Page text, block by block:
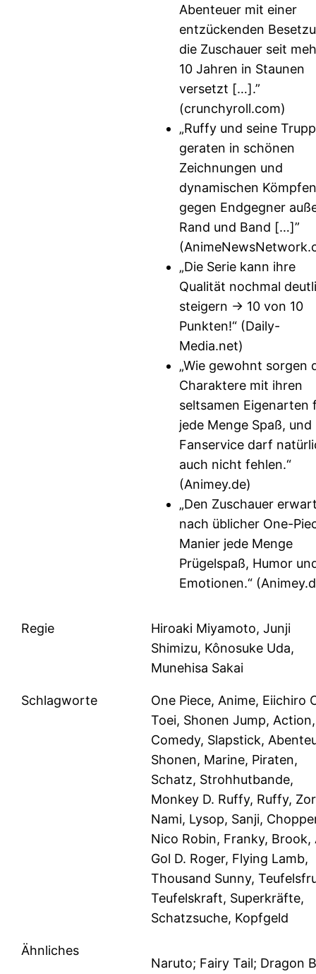
Abenteuer mit einer
entzückenden
die Zuschauer seit
10 Jahren in Staunen
versetzt […].”
(crunchyroll.com)
„Ruffy und seine
geraten in schönen
Zeichnungen und
dynamischen
gegen Endgegner
Rand und Band […]”
„Die Serie kann ihre
Qualität nochmal
steigern → 10 von 10
Punkten!“ (Daily-
Media.net)
„Wie gewohnt sorgen
Charaktere mit ihren
seltsamen Eigenarten
jede Menge Spaß, und
Fanservice darf
auch nicht fehlen.“
(Animey.de)
„Den Zuschauer
nach üblicher One-
Manier jede Menge
Prügelspaß, Humor
Emotionen.“
Regie
Hiroaki Miyamoto, Junji
Shimizu, Kônosuke Uda,
Munehisa Sakai
Schlagworte
One Piece, Anime, Eiichiro
Toei, Shonen Jump, Action,
Comedy, Slapstick,
Shonen, Marine, Piraten,
Schatz, Strohhutbande,
Monkey D. Ruffy, Ruffy,
Nami, Lysop, Sanji,
Nico Robin, Franky, Brook,
Gol D. Roger, Flying Lamb,
Thousand Sunny,
Teufelskraft, Superkräfte,
Schatzsuche, Kopfgeld
Ähnliches
Naruto; Fairy Tail; Dragon